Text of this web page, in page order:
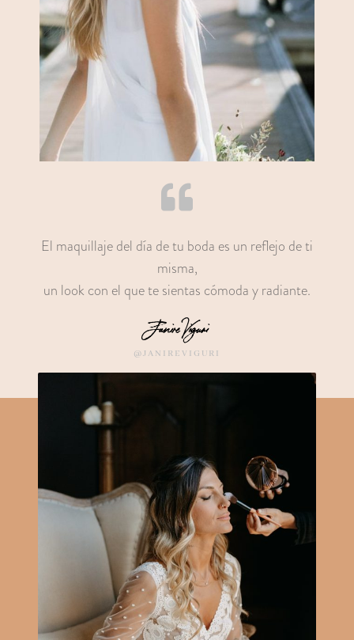
El maquillaje del día de tu boda es un reflejo de ti
misma,
un look con el que te sientas cómoda y radiante.
Janire Viguri
@JANIREVIGURI